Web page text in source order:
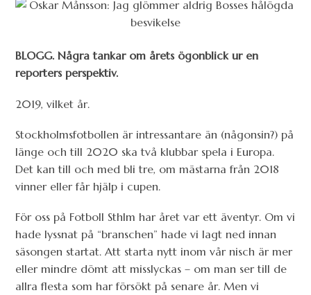
BLOGG. Några tankar om årets ögonblick ur en
reporters perspektiv.
2019, vilket år.
Stockholmsfotbollen är intressantare än (någonsin?) på
länge och till 2020 ska två klubbar spela i Europa.
Det kan till och med bli tre, om mästarna från 2018
vinner eller får hjälp i cupen.
För oss på Fotboll Sthlm har året var ett äventyr. Om vi
hade lyssnat på “branschen” hade vi lagt ned innan
säsongen startat. Att starta nytt inom vår nisch är mer
eller mindre dömt att misslyckas – om man ser till de
allra flesta som har försökt på senare år. Men vi